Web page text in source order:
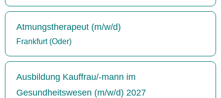
Atmungstherapeut (m/w/d)
Frankfurt (Oder)
Ausbildung Kauffrau/-mann im
Gesundheitswesen (m/w/d) 2027